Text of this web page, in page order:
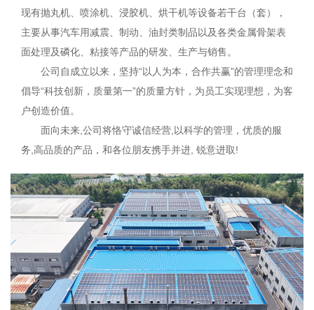
现有抛丸机、喷涂机、浸胶机、烘干机等设备若干台（套），
主要从事汽车用减震、制动、油封类制品以及各类金属骨架表
面处理及磷化、粘接等产品的研发、生产与销售。
公司自成立以来，坚持“以人为本，合作共赢”的管理理念和
倡导“科技创新，质量第一”的质量方针，为员工实现理想，为客
户创造价值。
面向未来,公司将恪守诚信经营,以科学的管理，优质的服
务,高品质的产品，和各位朋友携手并进, 锐意进取!